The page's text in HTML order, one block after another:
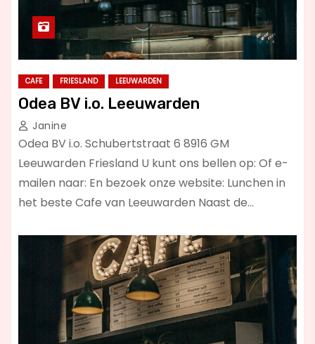
CAFE FRIESLAND LEEUWARDEN
Odea BV i.o. Leeuwarden
Janine
Odea BV i.o. Schubertstraat 6 8916 GM
Leeuwarden Friesland U kunt ons bellen op: Of e-
mailen naar: En bezoek onze website: Lunchen in
het beste Cafe van Leeuwarden Naast de…